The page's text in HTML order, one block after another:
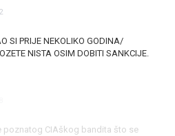
SI PRIJE NEKOLIKO GODINA/
NISTA OSIM DOBITI SANKCIJE.
poznatog CIAškog bandita što se